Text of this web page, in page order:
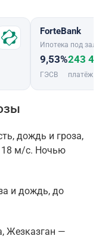
ForteBank
Ипотека под
9,53%
ГЭСВ
243
платёж
дождь и гроза,
18 м/с. Ночью
и дождь, до
Жезказган —